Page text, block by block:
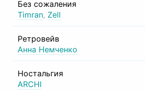
Без сожаления
Timran, Zell
Ретровейв
Анна Немченко
Ностальгия
ARCHI